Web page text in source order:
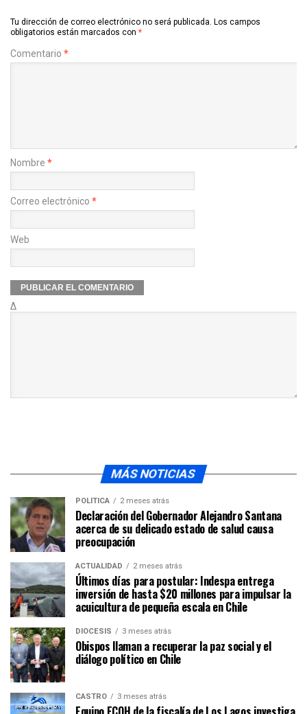
Tu dirección de correo electrónico no será publicada. Los campos
obligatorios están marcados con *
Comentario *
Nombre *
Correo electrónico *
Web
Δ
MÁS NOTICIAS
POLÍTICA 2 meses atrás
Declaración del Gobernador Alejandro Santana
acerca de su delicado estado de salud causa
preocupación
ACTUALIDAD 2 meses atrás
Últimos días para postular: Indespa entrega
inversión de hasta $20 millones para impulsar la
acuicultura de pequeña escala en Chile
DIÓCESIS 3 meses atrás
Obispos llaman a recuperar la paz social y el
diálogo político en Chile
CASTRO 3 meses atrás